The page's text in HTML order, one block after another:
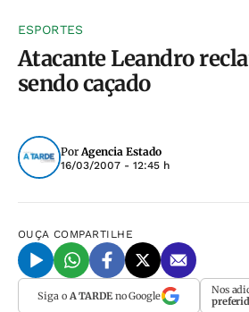
ESPORTES
Atacante Leandro
sendo caçado
PorAgencia Estado
16/03/2007 - 12:45 h
OUÇA COMPARTILHE
Siga o A TARDEno Google Nos